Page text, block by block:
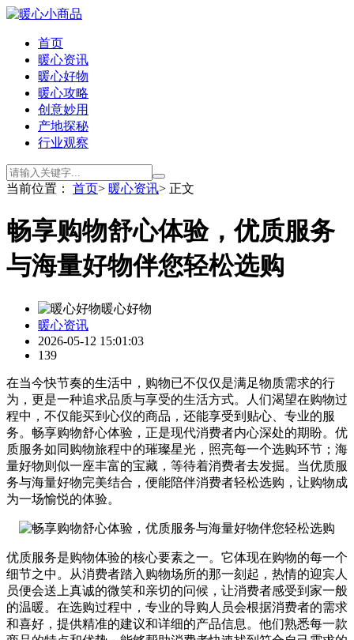
首页
暖心资讯
暖心好物
暖心攻略
创意妙用
产地探秘
行业观察
当前位置： 首页> 暖心资讯> 正文
畅享购物舒心体验，优质服务
与海量好物伴您轻松选购
暖心好物
暖心资讯
2026-05-12 15:01:03
139
在当今快节奏的生活中，购物已不仅仅是满足物质需求的行
为，更是一种追求品质与享受的生活方式。人们渴望在购物过
程中，不仅能买到心仪的商品，还能享受到贴心、专业的服
务。畅享购物舒心体验，正是现代消费者内心深处的期盼。优
质服务如同购物旅程中的璀璨星光，照亮每一个选购环节；海
量好物则似一座丰富的宝藏，等待着消费者去发掘。当优质服
务与海量好物完美结合，便能陪伴消费者轻松选购，让购物成
为一场愉悦的体验。
优质服务是购物体验的核心要素之一。它体现在购物的每一个
细节之中。从消费者踏入购物场所的那一刻起，热情的迎宾人
员便会送上真诚的微笑和亲切的问候，让消费者感受到家一般
的温暖。在选购过程中，专业的导购人员会根据消费者的需求
和喜好，提供精准的建议和详细的产品信息。他们熟悉每一款